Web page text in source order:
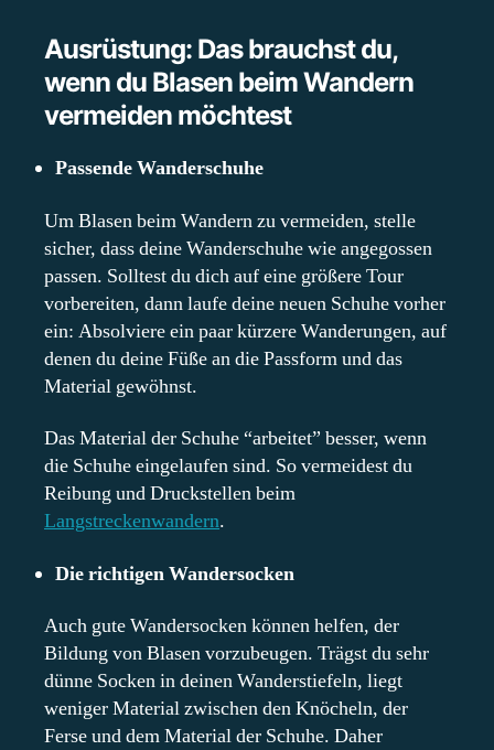
Ausrüstung: Das brauchst du,
wenn du Blasen beim Wandern
vermeiden möchtest
Passende Wanderschuhe
Um Blasen beim Wandern zu vermeiden, stelle
sicher, dass deine Wanderschuhe wie angegossen
passen. Solltest du dich auf eine größere Tour
vorbereiten, dann laufe deine neuen Schuhe vorher
ein: Absolviere ein paar kürzere Wanderungen, auf
denen du deine Füße an die Passform und das
Material gewöhnst.
Das Material der Schuhe “arbeitet” besser, wenn
die Schuhe eingelaufen sind. So vermeidest du
Reibung und Druckstellen beim
Langstreckenwandern.
Die richtigen Wandersocken
Auch gute Wandersocken können helfen, der
Bildung von Blasen vorzubeugen. Trägst du sehr
dünne Socken in deinen Wanderstiefeln, liegt
weniger Material zwischen den Knöcheln, der
Ferse und dem Material der Schuhe. Daher